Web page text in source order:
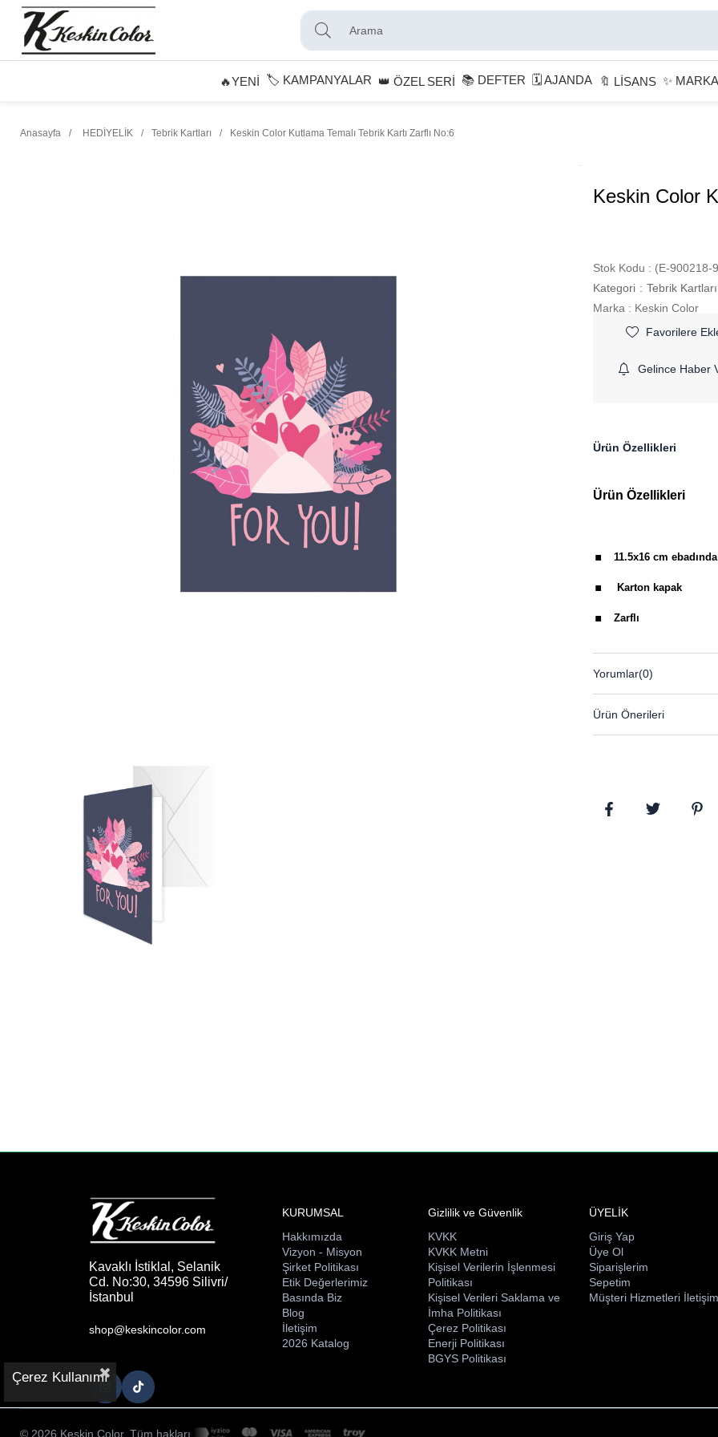
🔥YENİ 🏷️ KAMPANYALAR 👑 ÖZEL SERİ 📚 DEFTER 🗓 AJANDA 🔖 LİSANS ✨
Anasayfa HEDİYELİK Tebrik Kartları Keskin Color Kutlama Temalı Tebrik Kartı Zarflı No:6
Keskin Color
Stok Kodu
(E-900218-
Kategori : Tebrik Kartları
Marka : Keskin Color
Favorilere
Gelince Haber
Ürün Özellikleri
Ürün Özellikleri
. 11.5x16 cm ebadında
. Karton kapak
. Zarflı
Yorumlar(0)
Ürün Önerileri
Kavaklı İstiklal, Selanik
Cd. No:30, 34596 Silivri/
İstanbul
shop@keskincolor.com
KURUMSAL
Hakkımızda
Vizyon - Misyon
Şirket Politikası
Etik Değerlerimiz
Basında Biz
Blog
İletişim
2026 Katalog
Gizlilik ve Güvenlik
KVKK
KVKK Metni
Kişisel Verilerin İşlenmesi
Politikası
Kişisel Verileri Saklama ve
İmha Politikası
Çerez Politikası
Enerji Politikası
BGYS Politikası
ÜYELİK
Giriş Yap
Üye Ol
Siparişlerim
Sepetim
Müşteri Hizmetleri İletişim
© 2026 Keskin Color. Tüm hakları
Çerez Kullanımı